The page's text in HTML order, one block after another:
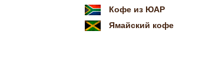
Кофе из ЮАР
Ямайский кофе